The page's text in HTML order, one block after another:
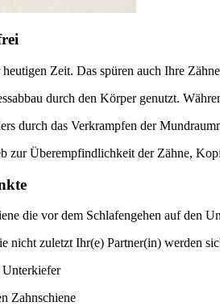
Zeit. Das spüren auch Ihre
durch den Körper genutzt.
durch das Verkrampfen der
zur Überempfindlichkeit der Zähne,
die vor dem Schlafengehen auf den
nicht zuletzt Ihr(e) Partner(in) werden
Zahnschiene